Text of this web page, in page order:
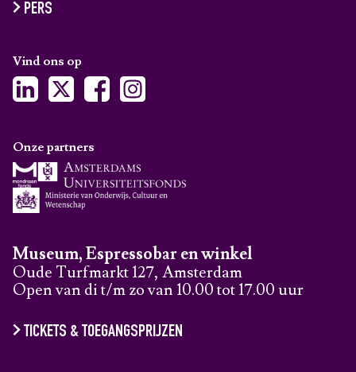
PERS
Vind ons op
Museum, Espressobar en winkel
Oude Turfmarkt 127, Amsterdam
Open van di t/m zo van 10.00 tot 17.00 uur
TICKETS & TOEGANGSPRIJZEN
Onze partners